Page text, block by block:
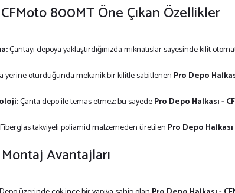
800MT Öne Çıkan Özellikler
Çantayı depoya yaklaştırdığınızda mıknatıslar sayesinde kilit
yerine oturduğunda mekanik bir kilitle sabitlenen Pro Depo
Çanta depo ile temas etmez; bu sayedePro Depo Halkası -
Fiberglas takviyeli poliamid malzemeden üretilen Pro Depo
Avantajları